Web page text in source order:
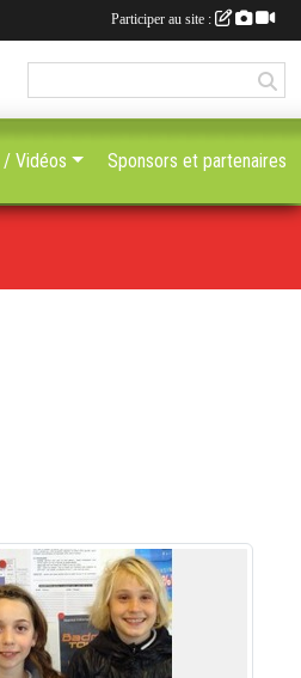
Vidéos Sponsors et partenaires
Participer au site :